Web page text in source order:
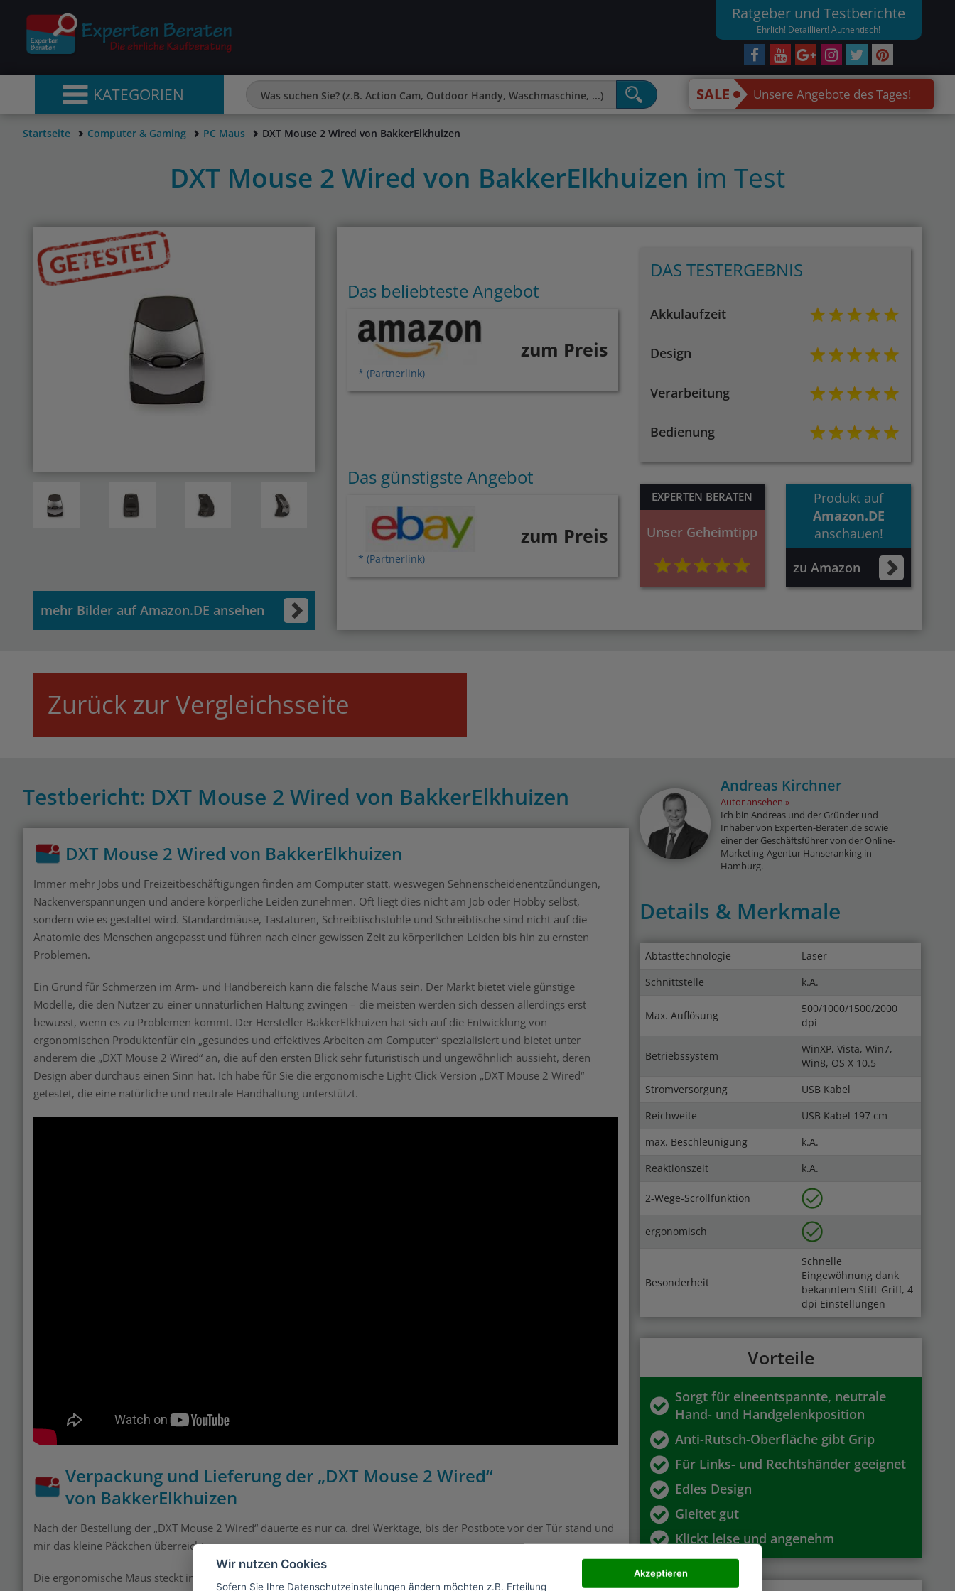
Ratgeber und Testberichte
Ehrlich! Detailliert! Authentisch!
KATEGORIEN SALE Unsere Angebote des Tages!
Startseite Computer & Gaming PC Maus DXT Mouse 2 Wired von BakkerElkhuizen
DXT Mouse 2 Wired von BakkerElkhuizen im Test
mehr Bilder auf Amazon.DE ansehen
Das beliebteste Angebot
* (Partnerlink)
zum Preis
Das günstigste Angebot
* (Partnerlink)
zum Preis
DAS TESTERGEBNIS
Akkulaufzeit
Design
Verarbeitung
Bedienung
EXPERTEN BERATEN
Unser Geheimtipp
Produkt auf
Amazon.DE
anschauen!
zu Amazon
Zurück zur Vergleichsseite
Testbericht: DXT Mouse 2 Wired von BakkerElkhuizen
DXT Mouse 2 Wired von BakkerElkhuizen
Immer mehr Jobs und Freizeitbeschäftigungen finden am Computer statt, weswegen Sehnenscheidenentzündungen,
Nackenverspannungen und andere körperliche Leiden zunehmen. Oft liegt dies nicht am Job oder Hobby selbst,
sondern wie es gestaltet wird. Standardmäuse, Tastaturen, Schreibtischstühle und Schreibtische sind nicht auf die
Anatomie des Menschen angepasst und führen nach einer gewissen Zeit zu körperlichen Leiden bis hin zu ernsten
Problemen.
Ein Grund für Schmerzen im Arm- und Handbereich kann die falsche Maus sein. Der Markt bietet viele günstige
Modelle, die den Nutzer zu einer unnatürlichen Haltung zwingen – die meisten werden sich dessen allerdings erst
bewusst, wenn es zu Problemen kommt. Der Hersteller BakkerElkhuizen hat sich auf die Entwicklung von
ergonomischen Produktenfür ein „gesundes und effektives Arbeiten am Computer“ spezialisiert und bietet unter
anderem die „DXT Mouse 2 Wired“ an, die auf den ersten Blick sehr futuristisch und ungewöhnlich aussieht, deren
Design aber durchaus einen Sinn hat. Ich habe für Sie die ergonomische Light-Click Version „DXT Mouse 2 Wired“
getestet, die eine natürliche und neutrale Handhaltung unterstützt.
Verpackung und Lieferung der „DXT Mouse 2 Wired“
von BakkerElkhuizen
Nach der Bestellung der „DXT Mouse 2 Wired“ dauerte es nur ca. drei Werktage, bis der Postbote vor der Tür stand und
mir das kleine Päckchen überreichte.
Die ergonomische Maus steckt in einem kleinen, weißen Karton, dessen Deckel nach oben hin abgezogen wird. Auf der
Andreas Kirchner
Autor ansehen
Ich bin Andreas und der Gründer und
Inhaber von Experten-Beraten.de sowie
einer der Geschäftsführer von der Online-
Marketing-Agentur Hanseranking in
Hamburg.
Details & Merkmale
Abtasttechnologie
Laser
Schnittstelle
k.A.
Max. Auflösung
500/1000/1500/2000
dpi
Betriebssystem
WinXP, Vista, Win7,
Win8, OS X 10.5
Stromversorgung
USB Kabel
Reichweite
USB Kabel 197 cm
max. Beschleunigung
k.A.
Reaktionszeit
k.A.
2-Wege-Scrollfunktion
ergonomisch
Besonderheit
Schnelle
Eingewöhnung dank
bekanntem Stift-Griff, 4
dpi Einstellungen
Vorteile
Sorgt für eineentspannte, neutrale
Hand- und Handgelenkposition
Anti-Rutsch-Oberfläche gibt Grip
Für Links- und Rechtshänder geeignet
Edles Design
Gleitet gut
Klickt leise und angenehm
Wir nutzen Cookies
Sofern Sie Ihre Datenschutzeinstellungen ändern möchten z.B. Erteilung
Akzeptieren